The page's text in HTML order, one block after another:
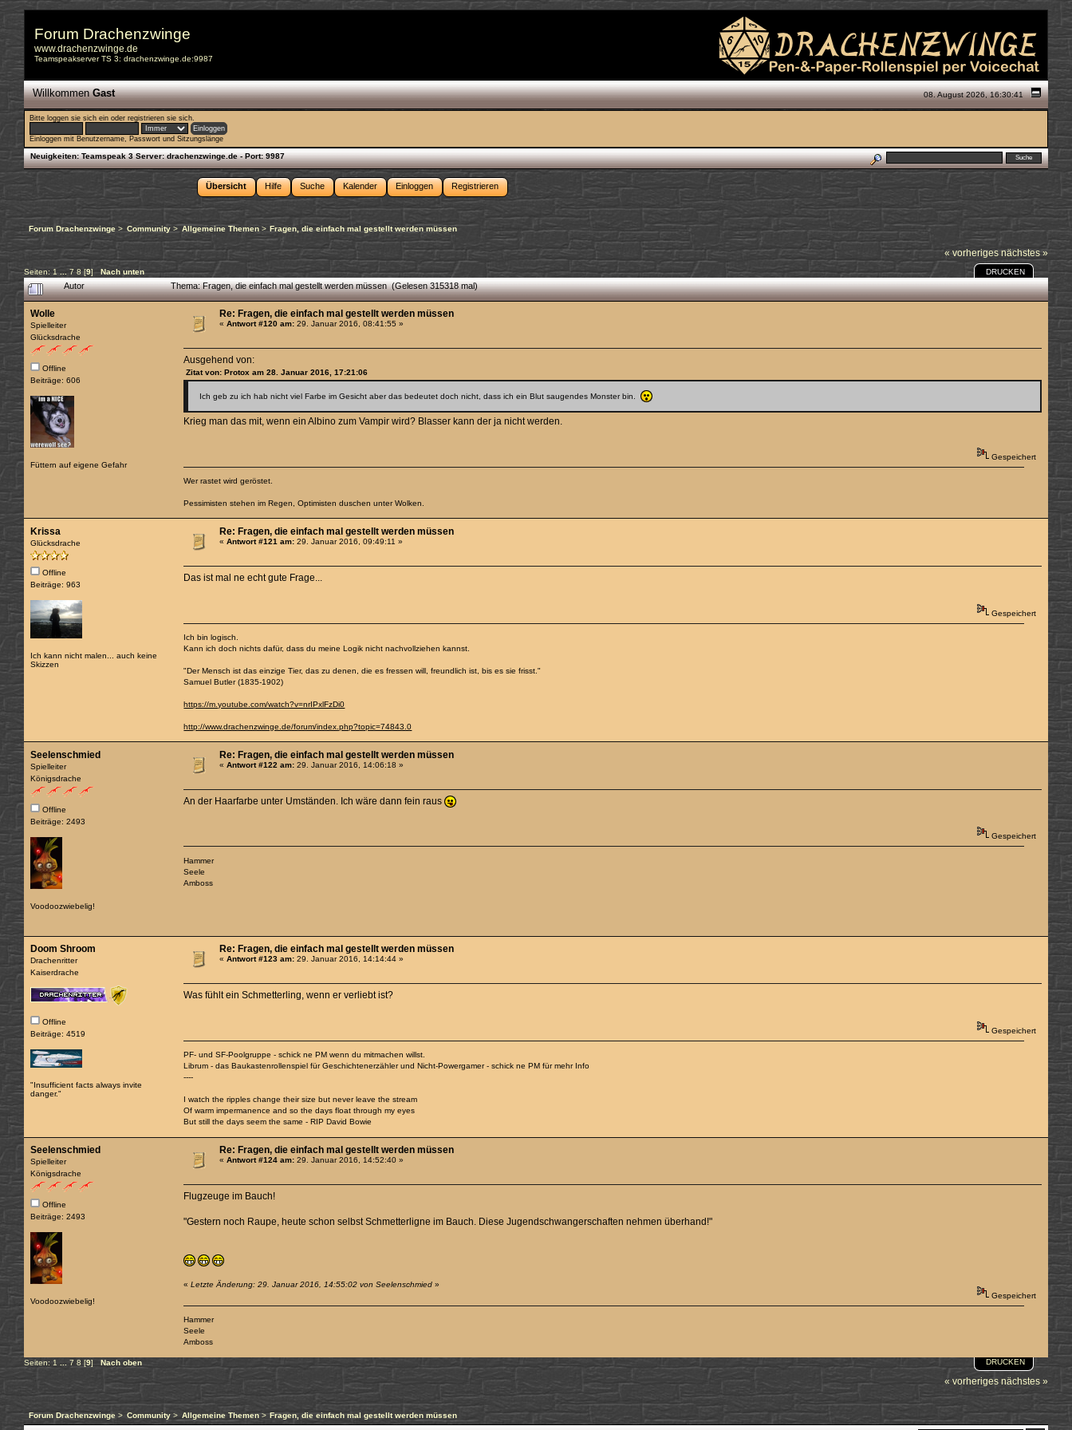
Forum Drachenzwinge
www.drachenzwinge.de
Teamspeakserver TS 3: drachenzwinge.de:9987
08. August 2026, 16:30:41
WillkommenGast
Bitte loggen sie sich ein oderregistrieren sie sich.
Einloggen mit Benutzername, Passwort und Sitzungslänge
Neuigkeiten: Teamspeak 3 Server: drachenzwinge.de - Port: 9987
Übersicht Hilfe Suche Kalender Einloggen Registrieren
Forum Drachenzwinge > Community> Allgemeine Themen> Fragen, die einfach mal gestellt werden müssen
« vorheriges nächstes »
Seiten: 1 7 8[9]Nach unten DRUCKEN
Autor Thema: Fragen, die einfach mal gestellt werden müssen (Gelesen 315318 mal)
Wolle
Spielleiter
Glücksdrache
Offline
Beiträge: 606
Füttern auf eigene Gefahr
Re: Fragen, die einfach mal gestellt werden müssen
«Antwort #120 am: 29. Januar 2016, 08:41:55 »
Ausgehend von:
Zitat von: Protox am 28. Januar 2016, 17:21:06
Ich geb zu ich hab nicht viel Farbe im Gesicht aber das bedeutet doch nicht, dass ich ein Blut saugendes Monster bin.
Krieg man das mit, wenn ein Albino zum Vampir wird? Blasser kann der ja nicht werden.
Gespeichert
Wer rastet wird geröstet.
Pessimisten stehen im Regen, Optimisten duschen unter Wolken.
Krissa
Glücksdrache
Offline
Beiträge: 963
Ich kann nicht malen... auch keine
Skizzen
Re: Fragen, die einfach mal gestellt werden müssen
«Antwort #121 am: 29. Januar 2016, 09:49:11 »
Das ist mal ne echt gute Frage...
Gespeichert
Ich bin logisch.
Kann ich doch nichts dafür, dass du meine Logik nicht nachvollziehen kannst.
"Der Mensch ist das einzige Tier, das zu denen, die es fressen will, freundlich ist, bis es sie frisst."
Samuel Butler (1835-1902)
https://m.youtube.com/watch?v=nrIPxlFzDi0
http://www.drachenzwinge.de/forum/index.php?topic=74843.0
Seelenschmied
Spielleiter
Königsdrache
Offline
Beiträge: 2493
Voodoozwiebelig!
Re: Fragen, die einfach mal gestellt werden müssen
«Antwort #122 am: 29. Januar 2016, 14:06:18 »
An der Haarfarbe unter Umständen. Ich wäre dann fein raus
Gespeichert
Hammer
Seele
Amboss
Doom Shroom
Drachenritter
Kaiserdrache
Offline
Beiträge: 4519
"Insufficient facts always invite
danger."
Re: Fragen, die einfach mal gestellt werden müssen
«Antwort #123 am: 29. Januar 2016, 14:14:44 »
Was fühlt ein Schmetterling, wenn er verliebt ist?
Gespeichert
PF- und SF-Poolgruppe - schick ne PM wenn du mitmachen willst.
Librum - das Baukastenrollenspiel für Geschichtenerzähler und Nicht-Powergamer - schick ne PM für mehr Info
----
I watch the ripples change their size but never leave the stream
Of warm impermanence and so the days float through my eyes
But still the days seem the same - RIP David Bowie
Seelenschmied
Spielleiter
Königsdrache
Offline
Beiträge: 2493
Voodoozwiebelig!
Re: Fragen, die einfach mal gestellt werden müssen
«Antwort #124 am: 29. Januar 2016, 14:52:40 »
Flugzeuge im Bauch!
"Gestern noch Raupe, heute schon selbst Schmetterligne im Bauch. Diese Jugendschwangerschaften nehmen überhand!"
«Letzte Änderung: 29. Januar 2016, 14:55:02 von Seelenschmied »
Gespeichert
Hammer
Seele
Amboss
DRUCKEN
Seiten: 1 7 8 [9] Nach oben
« vorheriges nächstes »
Forum Drachenzwinge > Community> Allgemeine Themen> Fragen, die einfach mal gestellt werden müssen